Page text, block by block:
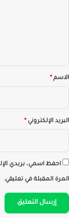
*الاسم*
البريد الإلكتروني*
احفظ اسمي، بريدي
المرة المقبلة في تعليقي.